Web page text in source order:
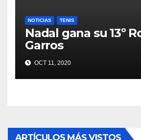
NOTICIAS TENIS
Nadal gana su 13º
Garros
OCT 11, 2020
ARTÍCULOS MÁS VISTOS